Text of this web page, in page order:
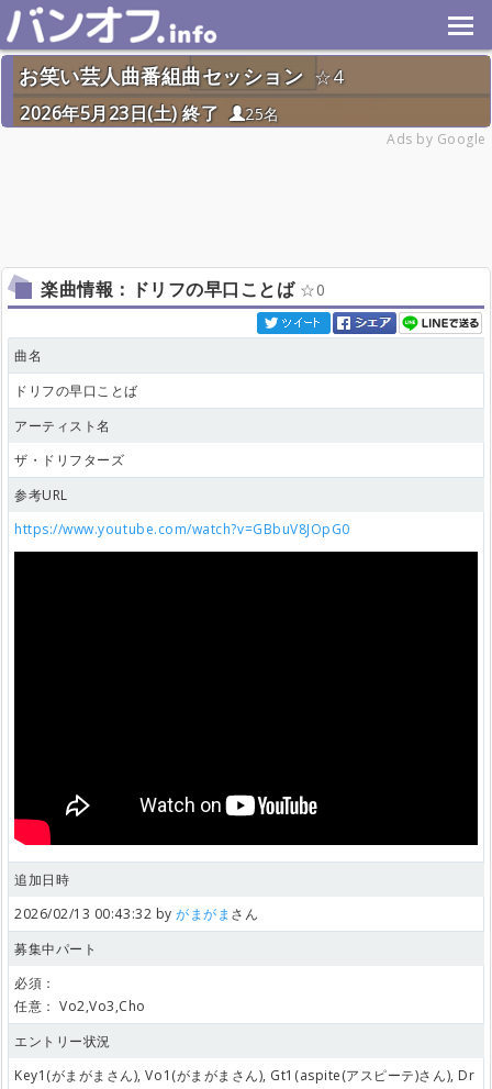
お笑い芸人曲番組曲セッション
4
2026年5月23日(土) 終了
25名
Ads by Google
楽曲情報：ドリフの早口ことば 0
曲名
ドリフの早口ことば
アーティスト名
ザ・ドリフターズ
参考URL
https://www.youtube.com/watch?v=GBbuV8JOpG0
追加日時
2026/02/13 00:43:32 byがまがま さん
募集中パート
必須：
任意： Vo2,Vo3,Cho
エントリー状況
Key1(がまがまさん), Vo1(がまがまさん), Gt1(aspite(アスピーテ)さん), Dr